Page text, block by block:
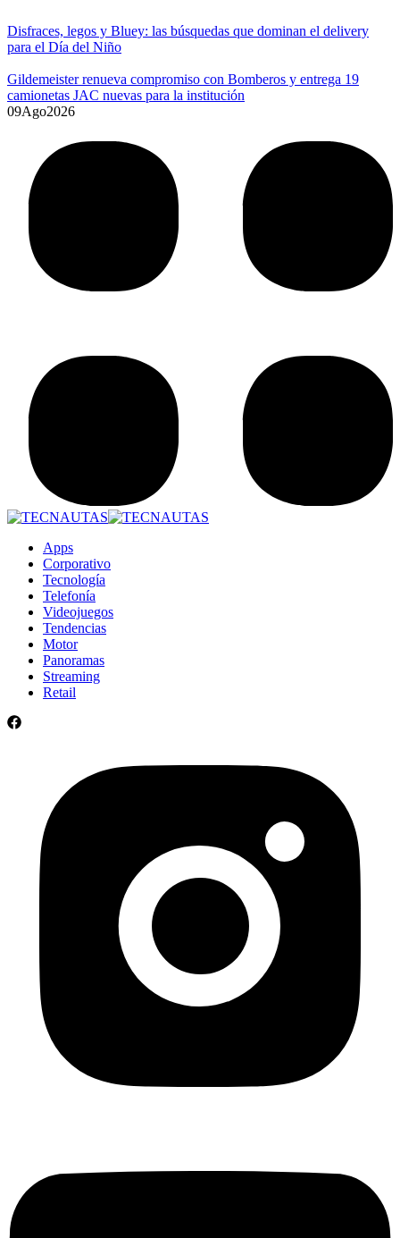
Disfraces, legos y Bluey: las búsquedas que dominan el delivery
para el Día del Niño
Gildemeister renueva compromiso con Bomberos y entrega 19
camionetas JAC nuevas para la institución
09Ago2026
Apps
Corporativo
Tecnología
Telefonía
Videojuegos
Tendencias
Motor
Panoramas
Streaming
Retail